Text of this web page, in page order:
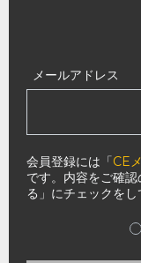
メールアドレス
会員登録には「CE
です。内容をご確
る」にチェックをし